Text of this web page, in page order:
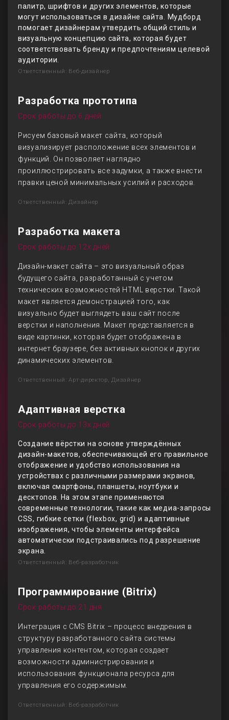
палитр, шрифтов и других элементов, которые
могут использоваться в дизайне сайта. Мудборд
помогает дизайнерам утвердить общий стиль и
визуальную концепцию сайта, которая будет
соответствовать бренду и предпочтениям целевой
аудитории.
Ответственный: Веб-дизайнер
Разработка прототипа
Срок работы до 6 дней
Рисуем базовый макет сайта, который
визуализирует расположение всех элементов и
функций. Он позволяет наглядно
проиллюстрировать все задумки, а также внести
правки ценой минимальных усилий и расходов.
Ответственный: Дизайнер
Разработка макета
Срок работы до 12х дней
Дизайн-макет сайта – это визуальный образ
будущего сайта, разработанный с учетом
технических возможностей HTML верстки. Такой
макет является демонстрацией того, как
визуально будет выглядеть ваш сайт после
верстки и наполнения. Макет представляется в
виде картинки, которая будет отображена в
интернет браузере, без активных кнопок и других
динамических элементов.
Ответственный: Арт-директор, Дизайнер
Адаптивная верстка
Срок работы до 13х дней
Создание вёрстки на основе утверждённых
дизайн-макетов, обеспечивающей его правильное
отображение и удобство использования на
устройствах с различными размерами экранов,
включая смартфоны, планшеты, ноутбуки и
десктопов. На этом этапе применяются
современные технологии, такие как медиа-запросы
CSS, гибкие сетки (flexbox, grid) и адаптивные
изображения, чтобы элементы интерфейса
автоматически подстраивались под разрешение
экрана.
Ответственный: Веб-разработчик
Программирование (Bitrix)
Срок работы до 21 дня
Интеграция с CMS Bitrix – процесс внедрения в
структуру разработанного сайта системы
управления контентом, которая создает
возможности администрирования и
использования функционала ресурса для
управления его содержимым.
Ответственный: Веб-разработчик